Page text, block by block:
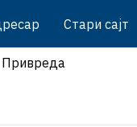
Стари сајт
Привреда